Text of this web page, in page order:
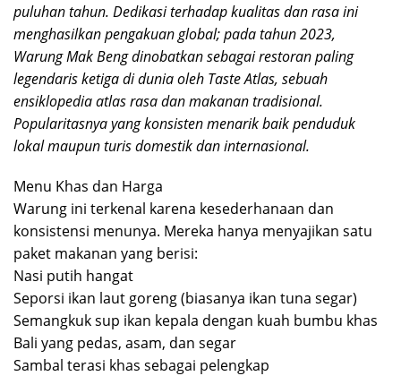
puluhan tahun. Dedikasi terhadap kualitas dan rasa ini
menghasilkan pengakuan global; pada tahun 2023,
Warung Mak Beng dinobatkan sebagai restoran paling
legendaris ketiga di dunia oleh Taste Atlas, sebuah
ensiklopedia atlas rasa dan makanan tradisional.
Popularitasnya yang konsisten menarik baik penduduk
lokal maupun turis domestik dan internasional.
Menu Khas dan Harga
Warung ini terkenal karena kesederhanaan dan
konsistensi menunya. Mereka hanya menyajikan satu
paket makanan yang berisi:
Nasi putih hangat
Seporsi ikan laut goreng (biasanya ikan tuna segar)
Semangkuk sup ikan kepala dengan kuah bumbu khas
Bali yang pedas, asam, dan segar
Sambal terasi khas sebagai pelengkap